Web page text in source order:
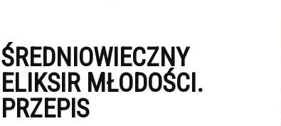
ŚREDNIOWIECZNY
ELIKSIR MŁODOŚCI.
PRZEPIS